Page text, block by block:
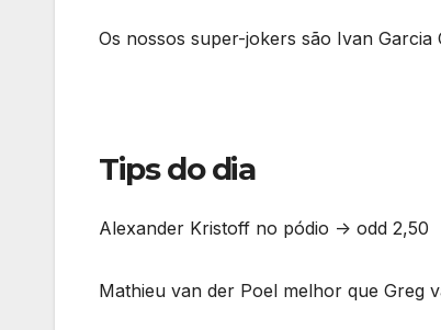
Os nossos super-jokers são Ivan Garcia
Tips do dia
Alexander Kristoff no pódio -> odd 2,50
Mathieu van der Poel melhor que Greg